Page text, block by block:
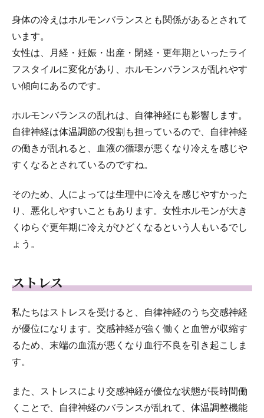
身体の冷えはホルモンバランスとも関係があるとされて
います。
女性は、月経・妊娠・出産・閉経・更年期といったライ
フスタイルに変化があり、ホルモンバランスが乱れやす
い傾向にあるのです。
ホルモンバランスの乱れは、自律神経にも影響します。
自律神経は体温調節の役割も担っているので、自律神経
の働きが乱れると、血液の循環が悪くなり冷えを感じや
すくなるとされているのですね。
そのため、人によっては生理中に冷えを感じやすかった
り、悪化しやすいこともあります。女性ホルモンが大き
くゆらぐ更年期に冷えがひどくなるという人もいるでし
ょう。
ストレス
私たちはストレスを受けると、自律神経のうち交感神経
が優位になります。交感神経が強く働くと血管が収縮す
るため、末端の血流が悪くなり血行不良を引き起こしま
す。
また、ストレスにより交感神経が優位な状態が長時間働
くことで、自律神経のバランスが乱れて、体温調整機能